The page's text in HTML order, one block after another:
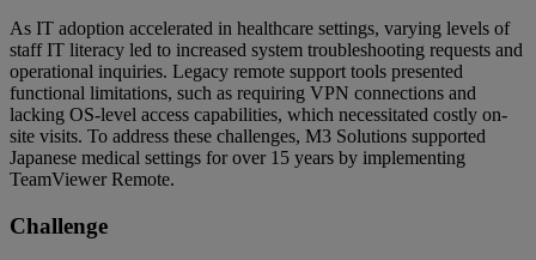
As IT adoption accelerated in healthcare settings, varying levels of
staff IT literacy led to increased system troubleshooting requests and
operational inquiries. Legacy remote support tools presented
functional limitations, such as requiring VPN connections and
lacking OS-level access capabilities, which necessitated costly on-
site visits. To address these challenges, M3 Solutions supported
Japanese medical settings for over 15 years by implementing
TeamViewer Remote.
Challenge